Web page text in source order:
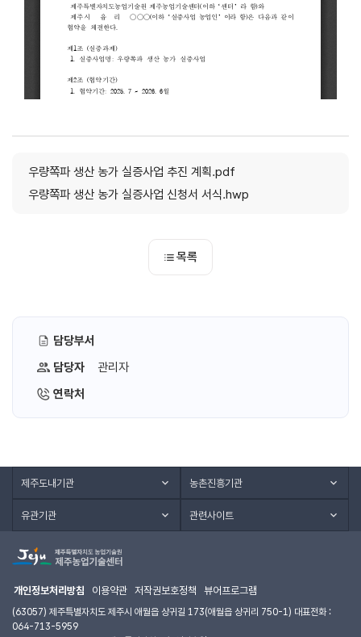
우량쪽파 생산 농가 실증사업 추진 계획.pdf
우량쪽파 생산 농가 실증사업 신청서 서식.hwp
목록
담당부서
담당자
관리자
연락처
제주도내기관 농촌진흥기관
유관기관 관련사이트
개인정보처리방침 이용약관 저작권보호정책 뷰어프로그램
(63057) 제주특별자치도 제주시 애월읍 상귀길 173(애월읍 상귀리 750-1) 대표전화 :
064-713-5959